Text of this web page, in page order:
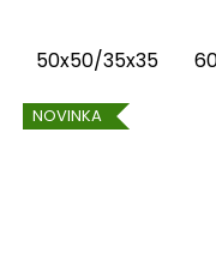
50x50/35x35
NOVINKA